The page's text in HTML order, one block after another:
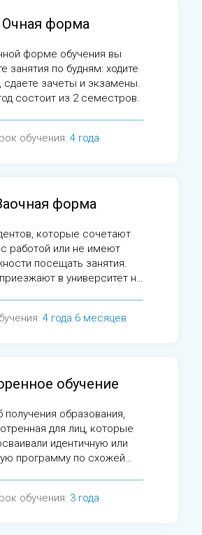
Очная форма
форме обучения вы
занятия по будням: ходите
сдаете зачеты и экзамены.
состоит из 2 семестров.
обучения: 4 года
форма
которые сочетают
с работой или не имеют
посещать занятия.
в университет на
4 года 6 месяцев
обучение
получения образования,
для лиц, которые
идентичную или
программу по схожей
обучения: 3 года